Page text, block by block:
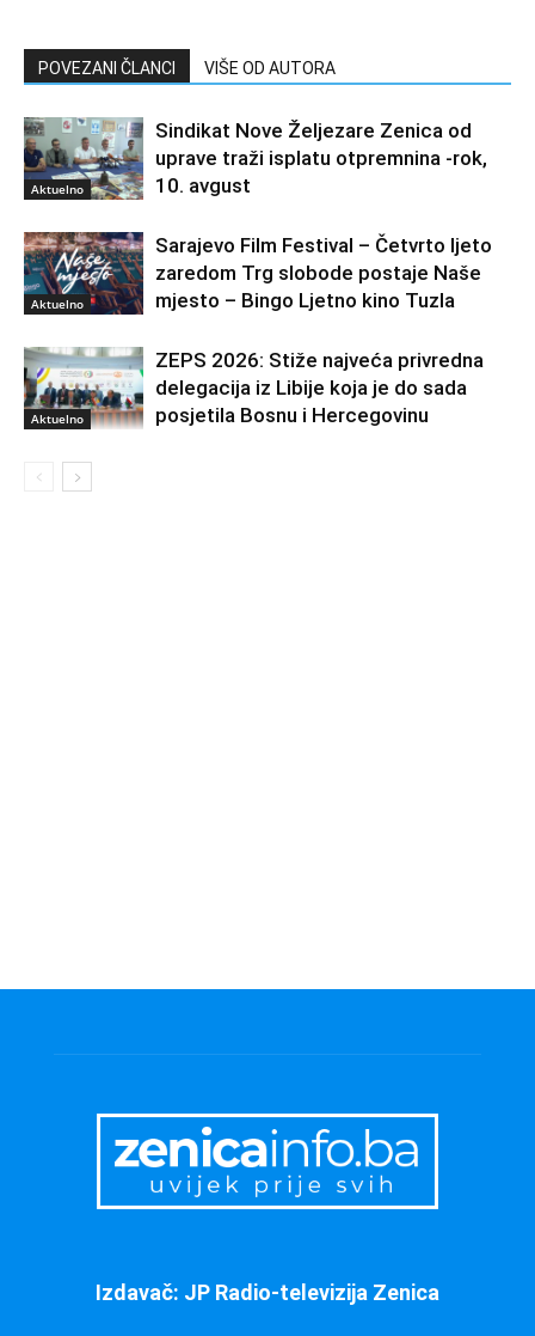
POVEZANI ČLANCI VIŠE OD AUTORA
Aktuelno
Sindikat Nove Željezare Zenica od
uprave traži isplatu otpremnina -rok,
10. avgust
Aktuelno
Sarajevo Film Festival – Četvrto ljeto
zaredom Trg slobode postaje Naše
mjesto – Bingo Ljetno kino Tuzla
Aktuelno
ZEPS 2026: Stiže najveća privredna
delegacija iz Libije koja je do sada
posjetila Bosnu i Hercegovinu
Izdavač: JP Radio-televizija Zenica